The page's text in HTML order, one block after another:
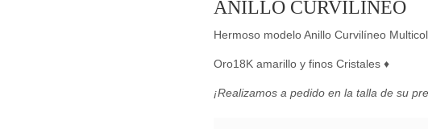
ANILLO CURVILÍNEO
Hermoso modelo Anillo Curvilíneo
Oro18K amarillo y finos Cristales ♦
¡Realizamos a pedido en la talla de su